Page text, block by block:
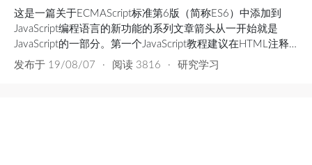
这是一篇关于ECMAScript标准第6版（简称ES6）中添加到
JavaScript编程语言的新功能的系列文章箭头从一开始就是
JavaScript的一部分。第一个JavaScript教程建议在HTML注释
中包装内联脚本。这样可以防止不支持JS的浏览器错误地将JS
发布于 19/08/07 · 阅读 3816 · 研究学习